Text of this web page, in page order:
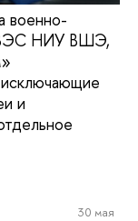
военно-
НИУ ВШЭ,
и
30 мая